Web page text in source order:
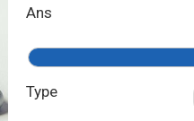
Ans
Type